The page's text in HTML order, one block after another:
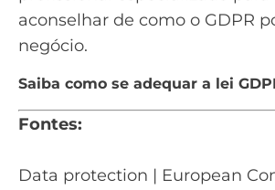
aconselhar de como o GDPR
negócio.
Saiba como se adequar a lei
Fontes:
Data protection | European